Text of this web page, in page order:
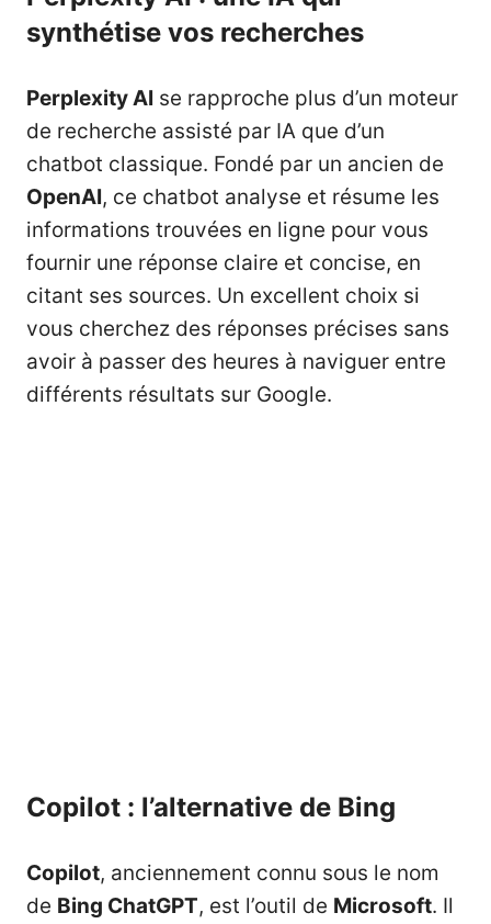
synthétise vos recherches
Perplexity AI se rapproche plus d’un moteur
de recherche assisté par IA que d’un
chatbot classique. Fondé par un ancien de
OpenAI, ce chatbot analyse et résume les
informations trouvées en ligne pour vous
fournir une réponse claire et concise, en
citant ses sources. Un excellent choix si
vous cherchez des réponses précises sans
avoir à passer des heures à naviguer entre
différents résultats sur Google.
Copilot : l’alternative de Bing
Copilot, anciennement connu sous le nom
de Bing ChatGPT, est l’outil de Microsoft. Il